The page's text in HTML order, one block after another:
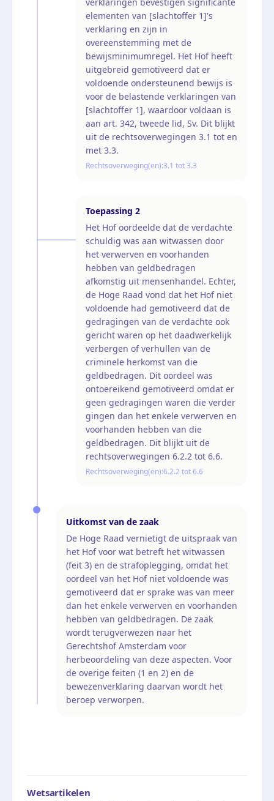
elementen van [slachtoffer 1]'s
verklaring en zijn in
overeenstemming met de
bewijsminimumregel. Het Hof heeft
uitgebreid gemotiveerd dat er
voldoende ondersteunend bewijs is
voor de belastende verklaringen van
[slachtoffer 1], waardoor voldaan is
aan art. 342, tweede lid, Sv. Dit blijkt
uit de rechtsoverwegingen 3.1 tot en
met 3.3.
Rechtsoverweging(en):3.1 tot 3.3
Toepassing 2
Het Hof oordeelde dat de verdachte
schuldig was aan witwassen door
het verwerven en voorhanden
hebben van geldbedragen
afkomstig uit mensenhandel. Echter,
de Hoge Raad vond dat het Hof niet
voldoende had gemotiveerd dat de
gedragingen van de verdachte ook
gericht waren op het daadwerkelijk
verbergen of verhullen van de
criminele herkomst van die
geldbedragen. Dit oordeel was
ontoereikend gemotiveerd omdat er
geen gedragingen waren die verder
gingen dan het enkele verwerven en
voorhanden hebben van die
geldbedragen. Dit blijkt uit de
rechtsoverwegingen 6.2.2 tot 6.6.
Rechtsoverweging(en):6.2.2 tot 6.6
Uitkomst van de zaak
De Hoge Raad vernietigt de uitspraak van
het Hof voor wat betreft het witwassen
(feit 3) en de strafoplegging, omdat het
oordeel van het Hof niet voldoende was
gemotiveerd dat er sprake was van meer
dan het enkele verwerven en voorhanden
hebben van geldbedragen. De zaak
wordt terugverwezen naar het
Gerechtshof Amsterdam voor
herbeoordeling van deze aspecten. Voor
de overige feiten (1 en 2) en de
bewezenverklaring daarvan wordt het
beroep verworpen.
Wetsartikelen